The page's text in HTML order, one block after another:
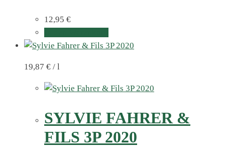
12,95 €
19,87 € / l
SYLVIE FAHRER &
FILS 3P 2020